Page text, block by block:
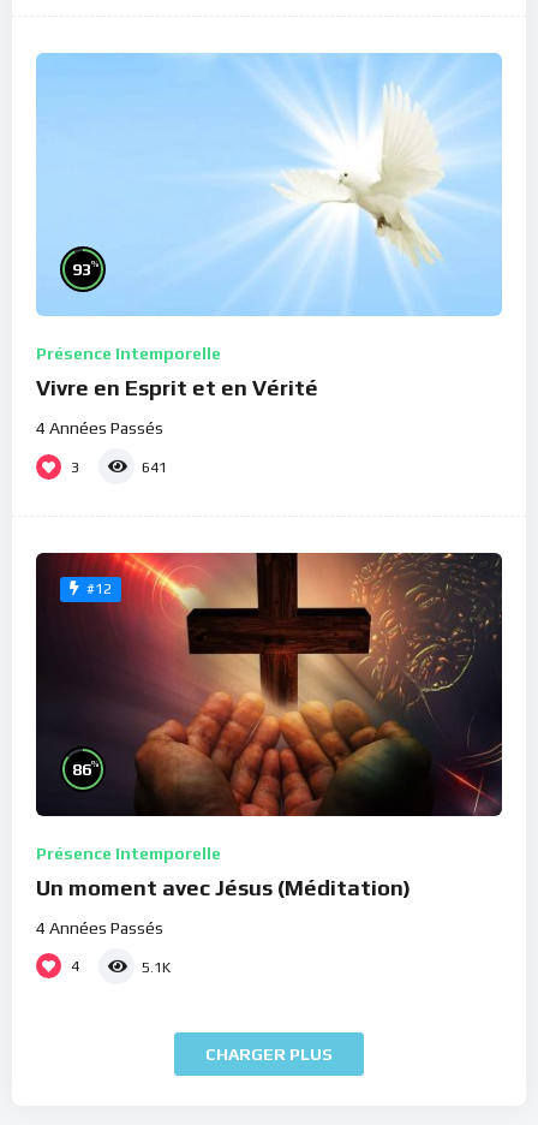
93%
Présence Intemporelle
Vivre en Esprit et en Vérité
4 Années Passés
3 641
#12
86%
Présence Intemporelle
Un moment avec Jésus (Méditation)
4 Années Passés
4 5.1K
CHARGER PLUS